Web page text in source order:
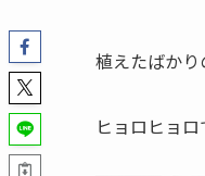
植えたばかり
ヒョロヒョロ